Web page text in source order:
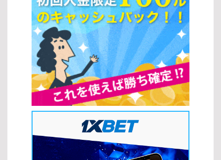
類です。 フルーツパーティー：シンプルで分かりやすく、初心者に
もおすすめのスロットです。 バトルオブザグッズ：戦士や冒険をテ
ーマにした、演出が豊富なスロットとして人気があります。 ゲーム
プロバイダーの紹介 さまざまなスロットの種類を提供している開発
会社にも注目することで、より質の高いゲームを楽しめます。
Microgaming：業界を代表するプロバイダーで、多彩なスロットの
種類を展開しています。 NetEnt：革新的な機能と高品質なデザイン
で知られています。 Play’n GO：モバイル対応に優れ、遊びやすい
スロットの種類が豊富です。 新作スロットゲームのトレンド 近年の
スロットの種類には、最新技術を活用したトレンドが反映されてい
ます。 ビデオスロットの進化：ストーリー性のある演出が強化され
ています。 ボーナス機能の多様化：インタラクティブな要素が増え
ています。 モバイル最適化：スマートフォンで快適に遊べる設計が
主流です。 このように、人気タイトルやトレンドを把握すること
で、自分に最適なスロットの種類を見つけやすくなります。最新の
ゲームもチェックしながら、より充実したオンラインカジノ体験を
楽しみましょう。 スロット戦略 オンラインカジノでさまざまなスロ
ットの種類をプレイする際には、基本的な戦略を理解しておくこと
の攻略法を正しく理解し、ゲームの種類やプレイ環境を選択するこ
とで、自分に最適なスタイルで楽しみながら勝率向上を目指すこと
ができます。 スロットの人気の理由 簡単なプレイ方法 スロットは
シンプルな操作性が魅力で、多くのプレイヤーに支持されていま
す。複雑なルールを覚える必要がなく、初心者でもすぐに楽しめる
点が特徴です。また、スロットの攻略法を理解することで、より効
率的にゲームを進めることも可能になります。 ルールがシンプルで
直感的にプレイできる すぐにゲームを開始できる手軽さ フリースピ
ンやボーナス機能など追加要素が豊富 ジャックポットの魅力 スロッ
トの大きな魅力の一つがジャックポットです。高額賞金を狙える点
が、多くのプレイヤーを惹きつけています。スロットの攻略法を活
用しながらプレイすることで、こうしたチャンスをより効果的に狙
うことができます。 一度の当たりで大きな賞金を獲得できる可能性
がある スピンごとの緊張感と期待感が楽しめる テーマとビジュアル
の多様性 現代のスロットは多彩なテーマや高品質なグラフィックが
特徴で、ゲーム体験をより魅力的にしています。スロットの攻略法
だけでなく、自分の好みに合ったテーマを選ぶことで、長く楽しむ
ことができます。 映画やアニメなど多様なテーマが用意されている